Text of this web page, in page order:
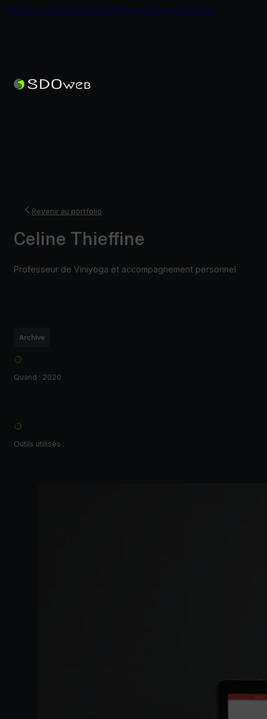
Passer au contenu principal Passer au pied de page
Revenir au portfolio
Celine Thieffine
Professeur de Viniyoga et accompagnement personnel
Archive
Quand : 2020
Outils utilisés :